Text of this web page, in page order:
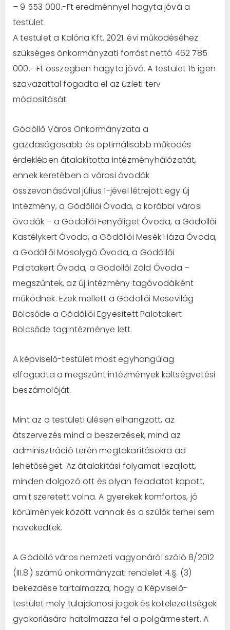
– 9 553 000.-Ft eredménnyel hagyta jóvá a
testület.
A testület a Kalória Kft. 2021. évi működéséhez
szükséges önkormányzati forrást nettó 462 785
000.- Ft összegben hagyta jóvá. A testület 15 igen
szavazattal fogadta el az üzleti terv
módosítását.
Gödöllő Város Önkormányzata a
gazdaságosabb és optimálisabb működés
érdeklében átalakította intézményhálózatát,
ennek keretében a városi óvodák
összevonásával július 1-jével létrejött egy új
intézmény, a Gödöllői Óvoda, a korábbi városi
óvodák – a Gödöllői Fenyőliget Óvoda, a Gödöllői
Kastélykert Óvoda, a Gödöllői Mesék Háza Óvoda,
a Gödöllői Mosolygó Óvoda, a Gödöllői
Palotakert Óvoda, a Gödöllői Zöld Óvoda –
megszűntek, az új intézmény tagóvodáiként
működnek. Ezek mellett a Gödöllői Mesevilág
Bölcsőde a Gödöllői Egyesített Palotakert
Bölcsőde tagintézménye lett.
A képviselő-testület most egyhangúlag
elfogadta a megszűnt intézmények költségvetési
beszámolóját.
Mint az a testületi ülésen elhangzott, az
átszervezés mind a beszerzések, mind az
adminisztráció terén megtakarításokra ad
lehetőséget. Az átalakítási folyamat lezajlott,
minden dolgozó ott és olyan feladatot kapott,
amit szeretett volna. A gyerekek komfortos, jó
körülmények között vannak és a szülők terhei sem
növekedtek.
A Gödöllő város nemzeti vagyonáról szóló 8/2012
(III.8.) számú önkormányzati rendelet 4.§. (3)
bekezdése tartalmazza, hogy a Képviselő-
testület mely tulajdonosi jogok és kötelezettségek
gyakorlására hatalmazza fel a polgármestert. A